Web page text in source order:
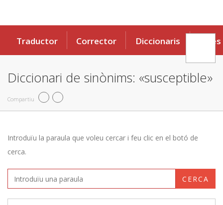
Traductor Corrector Diccionaris Eines
Diccionari de sinònims: «susceptible»
Compartiu
Introduïu la paraula que voleu cercar i feu clic en el botó de
cerca.
CERCA